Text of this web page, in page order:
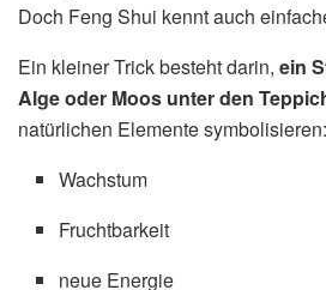
Doch Feng Shui kennt auch
Ein kleiner Trick besteht darin, ein
Alge oder Moos unter den
natürlichen Elemente symbolisieren:
Wachstum
Fruchtbarkeit
neue Energie